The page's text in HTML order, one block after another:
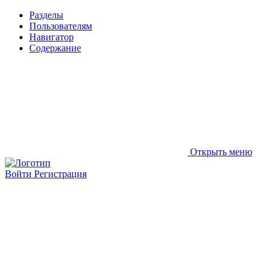
Разделы
Пользователям
Навигатор
Содержание
Открыть меню
Войти Регистрация